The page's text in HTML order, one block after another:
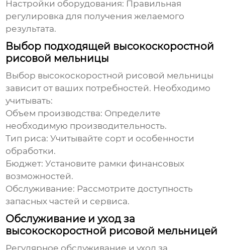
Настройки оборудования: Правильная
регулировка для получения желаемого
результата.
Выбор подходящей высокоскоростной
рисовой мельницы
Выбор высокоскоростной рисовой мельницы
зависит от ваших потребностей. Необходимо
учитывать:
Объем производства: Определите
необходимую производительность.
Тип риса: Учитывайте сорт и особенности
обработки.
Бюджет: Установите рамки финансовых
возможностей.
Обслуживание: Рассмотрите доступность
запасных частей и сервиса.
Обслуживание и уход за
высокоскоростной рисовой мельницей